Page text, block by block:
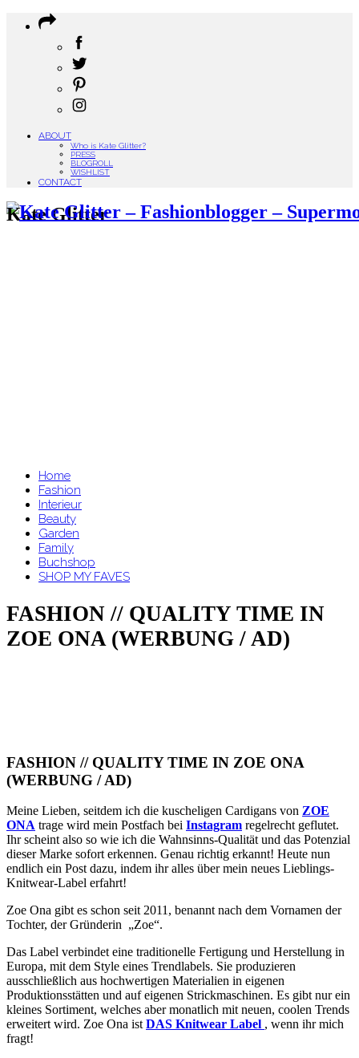
ABOUT
Who is Kate Glitter?
PRESS
BLOGROLL
WISHLIST
CONTACT
Kate Glitter
Home
Fashion
Interieur
Beauty
Garden
Family
Buchshop
SHOP MY FAVES
FASHION // QUALITY TIME IN
ZOE ONA (WERBUNG / AD)
FASHION // QUALITY TIME IN ZOE ONA
(WERBUNG / AD)
Meine Lieben, seitdem ich die kuscheligen Cardigans von ZOE
ONA trage wird mein Postfach bei Instagram regelrecht geflutet.
Ihr scheint also so wie ich die Wahnsinns-Qualität und das Potenzial
dieser Marke sofort erkennen. Genau richtig erkannt! Heute nun
endlich ein Post dazu, indem ihr alles über mein neues Lieblings-
Knitwear-Label erfahrt!
Zoe Ona gibt es schon seit 2011, benannt nach dem Vornamen der
Tochter, der Gründerin „Zoe“.
Das Label verbindet eine traditionelle Fertigung und Herstellung in
Europa, mit dem Style eines Trendlabels. Sie produzieren
ausschließlich aus hochwertigen Materialien in eigenen
Produktionsstätten und auf eigenen Strickmaschinen. Es gibt nur ein
kleines Sortiment, welches aber monatlich mit neuen, coolen Trends
erweitert wird. Zoe Ona ist DAS Knitwear Label , wenn ihr mich
fragt!